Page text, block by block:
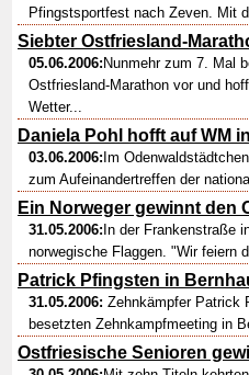
Pfingstsportfest nach Zeven. Mit
Siebter Ostfriesland-
05.06.2006: Nunmehr zum 7. Mal
Ostfriesland-Marathon vor und
Wetter...
Daniela Pohl hofft auf WM
03.06.2006: Im
zum Aufeinandertreffen der
Ein Norweger gewinnt den
31.05.2006: In der Frankenstraße
norwegische Flaggen. "Wir feiern
Patrick Pfingsten in
31.05.2006: Zehnkämpfer Patrick
besetzten Zehnkampfmeeting in
Ostfriesische Senioren